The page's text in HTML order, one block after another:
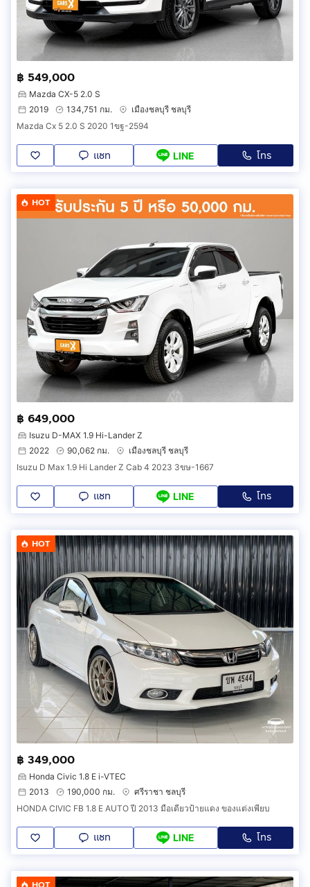
฿ 549,000
Mazda CX-5 2.0 S
2019
134,751 กม.
เมืองชลบุรี ชลบุรี
Mazda Cx 5 2.0 S 2020 1ขฐ-2594
แชท LINE โทร
HOT
฿ 649,000
Isuzu D-MAX 1.9 Hi-Lander Z
2022
90,062 กม.
เมืองชลบุรี ชลบุรี
Isuzu D Max 1.9 Hi Lander Z Cab 4 2023 3ขษ-1667
แชท LINE โทร
HOT
฿ 349,000
Honda Civic 1.8 E i-VTEC
2013
190,000 กม.
ศรีราชา ชลบุรี
HONDA CIVIC FB 1.8 E AUTO ปี 2013 มือเดียวป้ายแดง ของแต่งเพียบ
แชท LINE โทร